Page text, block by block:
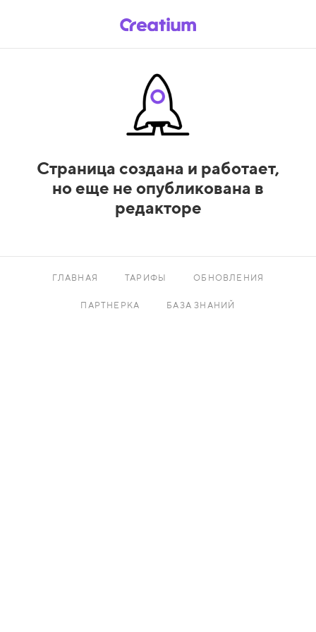
Страница создана и работает,
но еще не опубликована в
редакторе
ГЛАВНАЯ ТАРИФЫ ОБНОВЛЕНИЯ
ПАРТНЕРКА БАЗА ЗНАНИЙ